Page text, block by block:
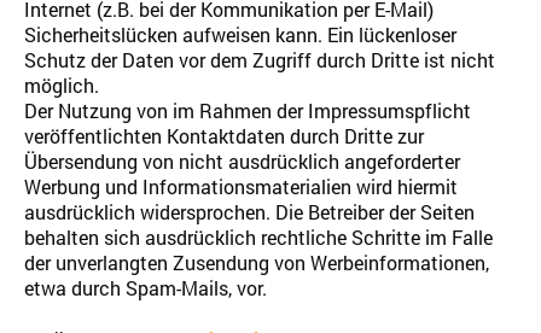
Internet (z.B. bei der Kommunikation per E-Mail)
Sicherheitslücken aufweisen kann. Ein lückenloser
Schutz der Daten vor dem Zugriff durch Dritte ist nicht
möglich.
Der Nutzung von im Rahmen der Impressumspflicht
veröffentlichten Kontaktdaten durch Dritte zur
Übersendung von nicht ausdrücklich angeforderter
Werbung und Informationsmaterialien wird hiermit
ausdrücklich widersprochen. Die Betreiber der Seiten
behalten sich ausdrücklich rechtliche Schritte im Falle
der unverlangten Zusendung von Werbeinformationen,
etwa durch Spam-Mails, vor.